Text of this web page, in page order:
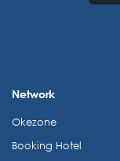
Network
Okezone
Booking Hotel